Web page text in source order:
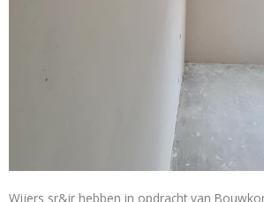
Wijers sr&jr hebben in opdracht van